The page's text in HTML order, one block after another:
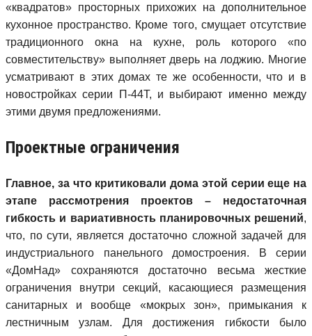
«квадратов» просторных прихожих на дополнительное
кухонное пространство. Кроме того, смущает отсутствие
традиционного окна на кухне, роль которого «по
совместительству» выполняет дверь на лоджию. Многие
усматривают в этих домах те же особенности, что и в
новостройках серии П-44Т, и выбирают именно между
этими двумя предложениями.
Проектные ограничения
Главное, за что критиковали дома этой серии еще на
этапе рассмотрения проектов – недостаточная
гибкость и вариативность планировочных решений,
что, по сути, является достаточно сложной задачей для
индустриального панельного домостроения. В серии
«ДомНад» сохраняются достаточно весьма жесткие
ограничения внутри секций, касающиеся размещения
санитарных и вообще «мокрых зон», примыкания к
лестничным узлам. Для достижения гибкости было